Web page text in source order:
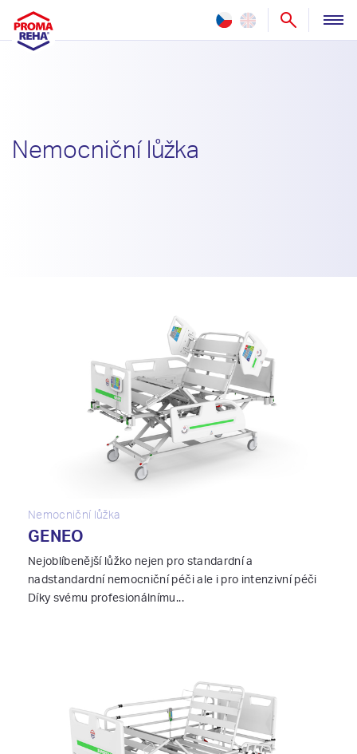
Nemocniční lůžka
Nemocniční lůžka
GENEO
Nejoblíbenější lůžko nejen pro standardní a
nadstandardní nemocniční péči ale i pro intenzivní péči
Díky svému profesionálnímu...